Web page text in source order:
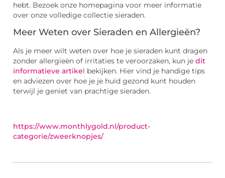
hebt. Bezoek onze homepagina voor meer informatie
over onze volledige collectie sieraden.
Meer Weten over Sieraden en Allergieën?
Als je meer wilt weten over hoe je sieraden kunt dragen
zonder allergieën of irritaties te veroorzaken, kun je dit
informatieve artikel bekijken. Hier vind je handige tips
en adviezen over hoe je je huid gezond kunt houden
terwijl je geniet van prachtige sieraden.
https://www.monthlygold.nl/product-
categorie/zweerknopjes/